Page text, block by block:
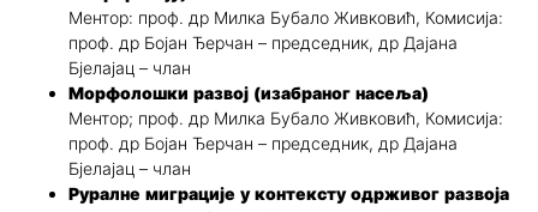
Ментор: проф. др Милка Бубало Живковић, Комисија:
проф. др Бојан Ђерчан – председник, др Дајана
Бјелајац – члан
Морфолошки развој (изабраног насеља)
Ментор; проф. др Милка Бубало Живковић, Комисија:
проф. др Бојан Ђерчан – председник, др Дајана
Бјелајац – члан
Руралне миграције у контексту одрживог развоја